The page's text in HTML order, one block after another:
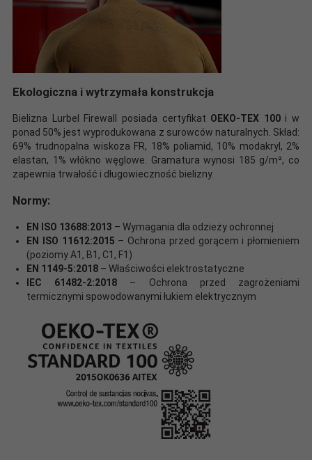
Ekologiczna i wytrzymała konstrukcja
Bielizna Lurbel Firewall posiada certyfikat OEKO-TEX 100 i w
ponad 50% jest wyprodukowana z surowców naturalnych. Skład:
69% trudnopalna wiskoza FR, 18% poliamid, 10% modakryl, 2%
elastan, 1% włókno węglowe. Gramatura wynosi 185 g/m², co
zapewnia trwałość i długowieczność bielizny.
Normy:
EN ISO 13688:2013 – Wymagania dla odzieży ochronnej
EN ISO 11612:2015 – Ochrona przed gorącem i płomieniem
(poziomy A1, B1, C1, F1)
EN 1149-5:2018 – Właściwości elektrostatyczne
IEC 61482-2:2018
– Ochrona przed zagrożeniami
termicznymi spowodowanymi łukiem elektrycznym